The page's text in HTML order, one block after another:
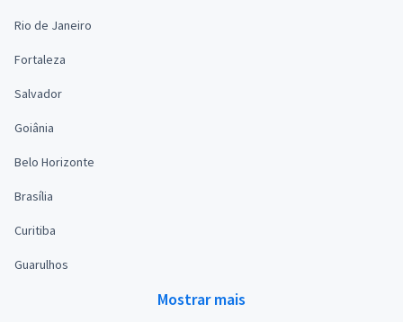
Rio de Janeiro
Fortaleza
Salvador
Goiânia
Belo Horizonte
Brasília
Curitiba
Guarulhos
Mostrar mais